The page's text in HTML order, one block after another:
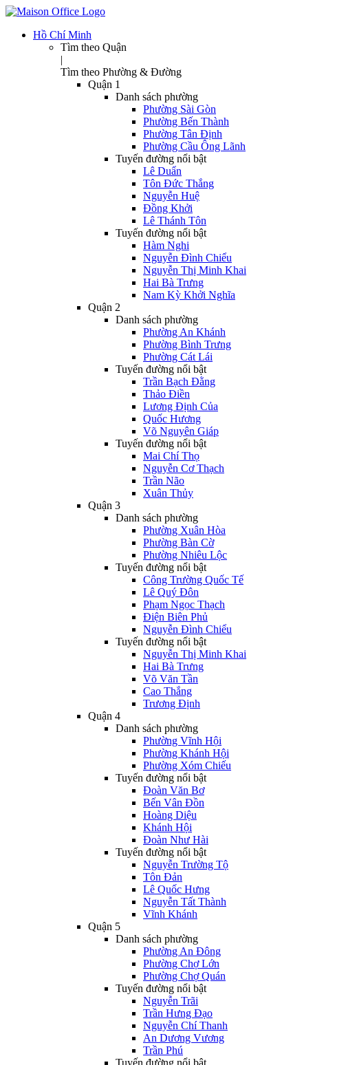
Hồ Chí Minh
Tìm theo Quận
|
Tìm theo Phường & Đường
Quận 1
Danh sách phường
Phường Sài Gòn
Phường Bến Thành
Phường Tân Định
Phường Cầu Ông Lãnh
Tuyến đường nổi bật
Lê Duẩn
Tôn Đức Thắng
Nguyễn Huệ
Đồng Khởi
Lê Thánh Tôn
Tuyến đường nổi bật
Hàm Nghi
Nguyễn Đình Chiểu
Nguyễn Thị Minh Khai
Hai Bà Trưng
Nam Kỳ Khởi Nghĩa
Quận 2
Danh sách phường
Phường An Khánh
Phường Bình Trưng
Phường Cát Lái
Tuyến đường nổi bật
Trần Bạch Đằng
Thảo Điền
Lương Định Của
Quốc Hương
Võ Nguyên Giáp
Tuyến đường nổi bật
Mai Chí Thọ
Nguyễn Cơ Thạch
Trần Não
Xuân Thủy
Quận 3
Danh sách phường
Phường Xuân Hòa
Phường Bàn Cờ
Phường Nhiêu Lộc
Tuyến đường nổi bật
Công Trường Quốc Tế
Lê Quý Đôn
Phạm Ngọc Thạch
Điện Biên Phủ
Nguyễn Đình Chiểu
Tuyến đường nổi bật
Nguyễn Thị Minh Khai
Hai Bà Trưng
Võ Văn Tần
Cao Thắng
Trương Định
Quận 4
Danh sách phường
Phường Vĩnh Hội
Phường Khánh Hội
Phường Xóm Chiếu
Tuyến đường nổi bật
Đoàn Văn Bơ
Bến Vân Đồn
Hoàng Diệu
Khánh Hội
Đoàn Như Hài
Tuyến đường nổi bật
Nguyễn Trường Tộ
Tôn Đản
Lê Quốc Hưng
Nguyễn Tất Thành
Vĩnh Khánh
Quận 5
Danh sách phường
Phường An Đông
Phường Chợ Lớn
Phường Chợ Quán
Tuyến đường nổi bật
Nguyễn Trãi
Trần Hưng Đạo
Nguyễn Chí Thanh
An Dương Vương
Trần Phú
Tuyến đường nổi bật